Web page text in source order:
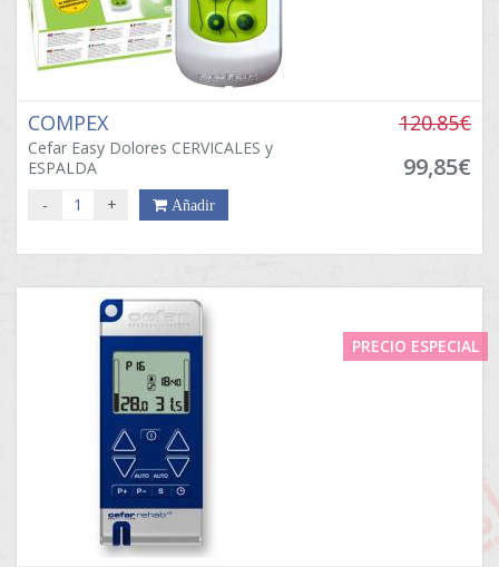
COMPEX
Cefar Easy Dolores CERVICALES y
ESPALDA
120.85€
99,85€
- + Añadir
PRECIO ESPECIAL